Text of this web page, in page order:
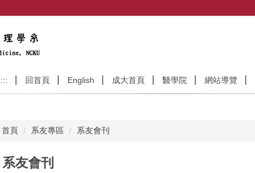
::: 回首頁 English 成大首頁 醫學院 網站導覽
首頁 系友專區 系友會刊
系友會刊